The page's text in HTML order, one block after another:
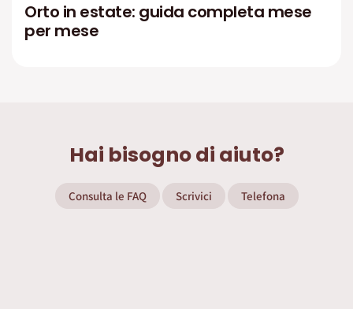
Orto in estate: guida completa mese
per mese
Hai bisogno di aiuto?
Consulta le FAQ Scrivici Telefona